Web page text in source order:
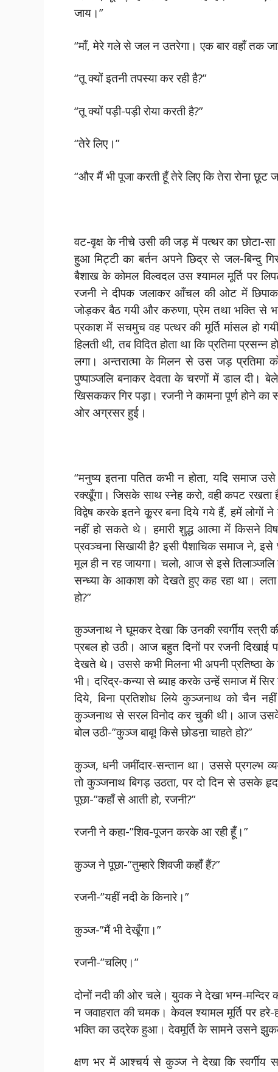
जाय।”
“माँ, मेरे गले से जल न उतरेगा। एक बार वहाँ तक
“तू क्यों इतनी तपस्या कर रही है?”
“तू क्यों पड़ी-पड़ी रोया करती है?”
“तेरे लिए।”
“और मैं भी पूजा करती हूँ तेरे लिए कि तेरा रोना
वट-वृक्ष के नीचे उसी की जड़ में पत्थर का छोटा-
हुआ मिट्टी का बर्तन अपने छिद्र से जल-बिन्दु
बैशाख के कोमल विल्वदल उस श्यामल मूर्ति पर
रजनी ने दीपक जलाकर आँचल की ओट में
जोड़कर बैठ गयी और करुणा, प्रेम तथा भक्ति से
प्रकाश में सचमुच वह पत्थर की मूर्ति मांसल हो
हिलती थी, तब विदित होता था कि प्रतिमा
लगा। अन्तरात्मा के मिलन से उस जड़ प्रतिमा
पुष्पाञ्जलि बनाकर देवता के चरणों में डाल दी।
खिसककर गिर पड़ा। रजनी ने कामना पूर्ण होने
ओर अग्रसर हुई।
“मनुष्य इतना पतित कभी न होता, यदि समाज
रक्खूँगा। जिसके साथ स्नेह करो, वही कपट
विद्वेष करके इतने कू्रर बना दिये गये हैं, हमें लोगों
नहीं हो सकते थे। हमारी शुद्ध आत्मा में किसने
प्रवञ्चना सिखायी है? इसी पैशाचिक समाज ने, इसे
मूल ही न रह जायगा। चलो, आज से इसे
सन्ध्या के आकाश को देखते हुए कह रहा था।
हो?”
कुञ्जनाथ ने घूमकर देखा कि उनकी स्वर्गीय स्त्री
प्रबल हो उठी। आज बहुत दिनों पर रजनी दिखाई
देखते थे। उससे कभी मिलना भी अपनी प्रतिष्ठा
भी। दरिद्र-कन्या से ब्याह करके उन्हें समाज में
दिये, बिना प्रतिशोध लिये कुञ्जनाथ को चैन
कुञ्जनाथ से सरल विनोद कर चुकी थी। आज
बोल उठी-”कुञ्ज बाबू! किसे छोडऩा चाहते हो?”
कुञ्ज, धनी जमींदार-सन्तान था। उससे प्रगल्भ
तो कुञ्जनाथ बिगड़ उठता, पर दो दिन से उसके
पूछा-”कहाँ से आती हो, रजनी?”
रजनी ने कहा-”शिव-पूजन करके आ रही हूँ।”
कुञ्ज ने पूछा-”तुम्हारे शिवजी कहाँ हैं?”
रजनी-”यहीं नदी के किनारे।”
कुञ्ज-”मैं भी देखूँगा।”
रजनी-”चलिए।”
दोनों नदी की ओर चले। युवक ने देखा भग्न-मन्दिर
न जवाहरात की चमक। केवल श्यामल मूर्ति पर
भक्ति का उद्रेक हुआ। देवमूर्ति के सामने उसने
क्षण भर में आश्चर्य से कुञ्ज ने देखा कि स्वर्गीय